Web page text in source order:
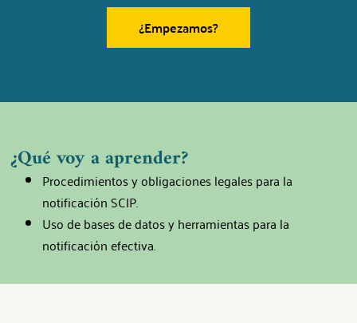
¿Empezamos?
¿Qué voy a aprender?
Procedimientos y obligaciones legales para la
notificación SCIP.
Uso de bases de datos y herramientas para la
notificación efectiva.